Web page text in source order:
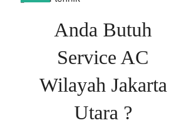
Anda Butuh
Service AC
Wilayah Jakarta
Utara ?